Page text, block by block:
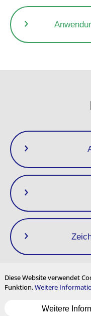
MM12P
(miyawaki-inc.com)
・ Zwei-Schrauben-
Diese Website verwendet
Funktion.Weitere
Weitere
Seitenverzeichnis